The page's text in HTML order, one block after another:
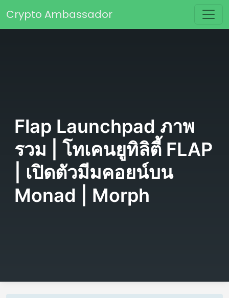
Main Navigation
Crypto Ambassador
Flap Launchpad ภาพ
รวม | โทเคนยูทิลิตี้ FLAP
| เปิดตัวมีมคอยน์บน
Monad | Morph